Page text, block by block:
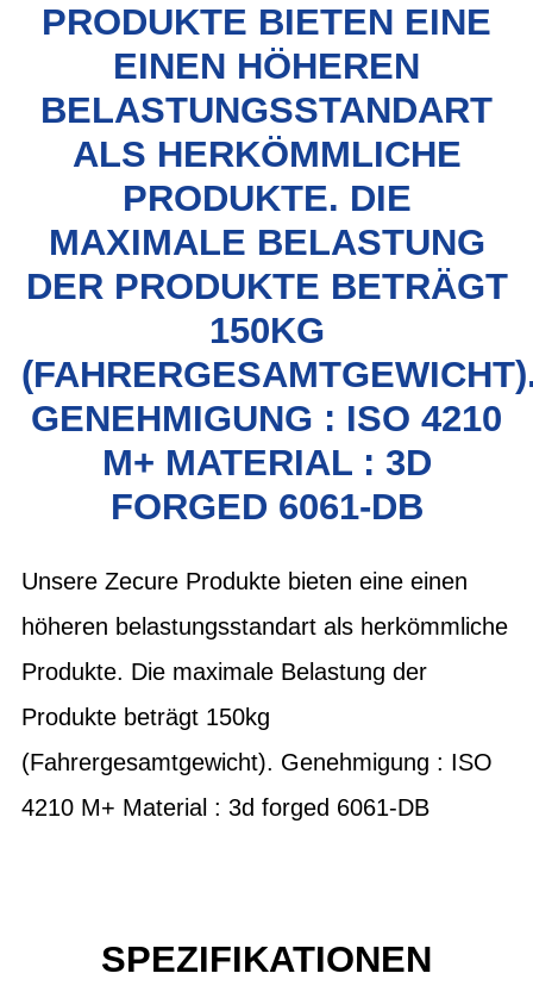
PRODUKTE BIETEN EINE
EINEN HÖHEREN
BELASTUNGSSTANDART
ALS HERKÖMMLICHE
PRODUKTE. DIE
MAXIMALE BELASTUNG
DER PRODUKTE BETRÄGT
150KG
GENEHMIGUNG : ISO 4210
M+ MATERIAL : 3D
FORGED 6061-DB
Unsere Zecure Produkte bieten eine einen
höheren belastungsstandart als herkömmliche
Produkte. Die maximale Belastung der
Produkte beträgt 150kg
(Fahrergesamtgewicht). Genehmigung : ISO
4210 M+ Material : 3d forged 6061-DB
SPEZIFIKATIONEN